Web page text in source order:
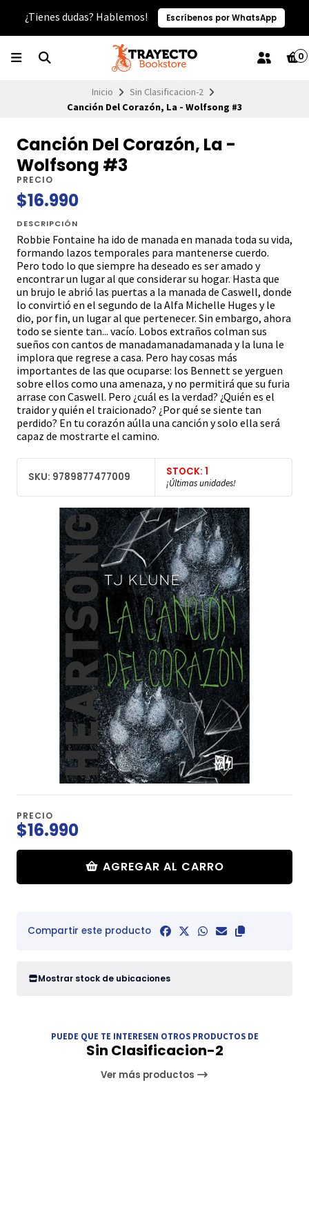
¿Tienes dudas? Hablemos! Escríbenos por WhatsApp
0
Inicio
Sin Clasificacion-2
Canción Del Corazón, La - Wolfsong #3
Canción Del Corazón, La -
Wolfsong #3
PRECIO
$16.990
DESCRIPCIÓN
Robbie Fontaine ha ido de manada en manada toda su vida,
formando lazos temporales para mantenerse cuerdo.
Pero todo lo que siempre ha deseado es ser amado y
encontrar un lugar al que considerar su hogar. Hasta que
un brujo le abrió las puertas a la manada de Caswell, donde
lo convirtió en el segundo de la Alfa Michelle Huges y le
dio, por fin, un lugar al que pertenecer. Sin embargo, ahora
todo se siente tan... vacío. Lobos extraños colman sus
sueños con cantos de manadamanadamanada y la luna le
implora que regrese a casa. Pero hay cosas más
importantes de las que ocuparse: los Bennett se yerguen
sobre ellos como una amenaza, y no permitirá que su furia
arrase con Caswell. Pero ¿cuál es la verdad? ¿Quién es el
traidor y quién el traicionado? ¿Por qué se siente tan
perdido? En tu corazón aúlla una canción y solo ella será
capaz de mostrarte el camino.
SKU: 9789877477009 STOCK: 1
¡Últimas unidades!
PRECIO
$16.990
AGREGAR AL CARRO
Compartir este producto
Mostrar stock de ubicaciones
PUEDE QUE TE INTERESEN OTROS PRODUCTOS DE
Sin Clasificacion-2
Ver más productos